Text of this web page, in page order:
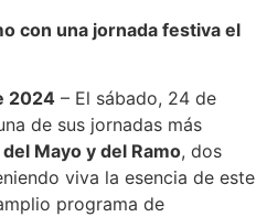
con una jornada festiva el
2024 – El sábado, 24 de
de sus jornadas más
Mayo y del Ramo, dos
viva la esencia de este
programa de